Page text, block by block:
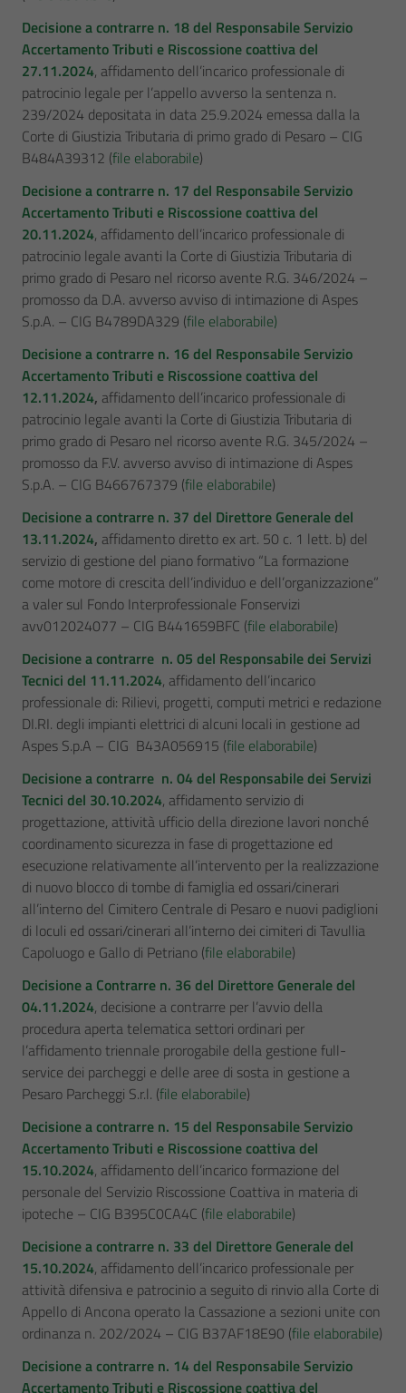
Decisione a contrarre n. 18 del Responsabile Servizio
Accertamento Tributi e Riscossione coattiva del
27.11.2024, affidamento dell’incarico professionale di
patrocinio legale per l’appello avverso la sentenza n.
239/2024 depositata in data 25.9.2024 emessa dalla la
Corte di Giustizia Tributaria di primo grado di Pesaro – CIG
B484A39312 (file elaborabile)
Decisione a contrarre n. 17 del Responsabile Servizio
Accertamento Tributi e Riscossione coattiva del
20.11.2024, affidamento dell’incarico professionale di
patrocinio legale avanti la Corte di Giustizia Tributaria di
primo grado di Pesaro nel ricorso avente R.G. 346/2024 –
promosso da D.A. avverso avviso di intimazione di Aspes
S.p.A. – CIG B4789DA329 (file elaborabile)
Decisione a contrarre n. 16 del Responsabile Servizio
Accertamento Tributi e Riscossione coattiva del
12.11.2024, affidamento dell’incarico professionale di
patrocinio legale avanti la Corte di Giustizia Tributaria di
primo grado di Pesaro nel ricorso avente R.G. 345/2024 –
promosso da F.V. avverso avviso di intimazione di Aspes
S.p.A. – CIG B466767379 (file elaborabile)
Decisione a contrarre n. 37 del Direttore Generale del
13.11.2024, affidamento diretto ex art. 50 c. 1 lett. b) del
servizio di gestione del piano formativo “La formazione
come motore di crescita dell’individuo e dell’organizzazione”
a valer sul Fondo Interprofessionale Fonservizi
avv012024077 – CIG B441659BFC (file elaborabile)
Decisione a contrarre n. 05 del Responsabile dei Servizi
Tecnici del 11.11.2024, affidamento dell’incarico
professionale di: Rilievi, progetti, computi metrici e redazione
DI.RI. degli impianti elettrici di alcuni locali in gestione ad
Aspes S.p.A – CIG B43A056915 (file elaborabile)
Decisione a contrarre n. 04 del Responsabile dei Servizi
Tecnici del 30.10.2024, affidamento servizio di
progettazione, attività ufficio della direzione lavori nonché
coordinamento sicurezza in fase di progettazione ed
esecuzione relativamente all’intervento per la realizzazione
di nuovo blocco di tombe di famiglia ed ossari/cinerari
all’interno del Cimitero Centrale di Pesaro e nuovi padiglioni
di loculi ed ossari/cinerari all’interno dei cimiteri di Tavullia
Capoluogo e Gallo di Petriano (file elaborabile)
Decisione a Contrarre n. 36 del Direttore Generale del
04.11.2024, decisione a contrarre per l’avvio della
procedura aperta telematica settori ordinari per
l’affidamento triennale prorogabile della gestione full-
service dei parcheggi e delle aree di sosta in gestione a
Pesaro Parcheggi S.r.l. (file elaborabile)
Decisione a contrarre n. 15 del Responsabile Servizio
Accertamento Tributi e Riscossione coattiva del
15.10.2024, affidamento dell’incarico formazione del
personale del Servizio Riscossione Coattiva in materia di
ipoteche – CIG B395C0CA4C (file elaborabile)
Decisione a contrarre n. 33 del Direttore Generale del
15.10.2024, affidamento dell’incarico professionale per
attività difensiva e patrocinio a seguito di rinvio alla Corte di
Appello di Ancona operato la Cassazione a sezioni unite con
ordinanza n. 202/2024 – CIG B37AF18E90 (file elaborabile)
Decisione a contrarre n. 14 del Responsabile Servizio
Accertamento Tributi e Riscossione coattiva del